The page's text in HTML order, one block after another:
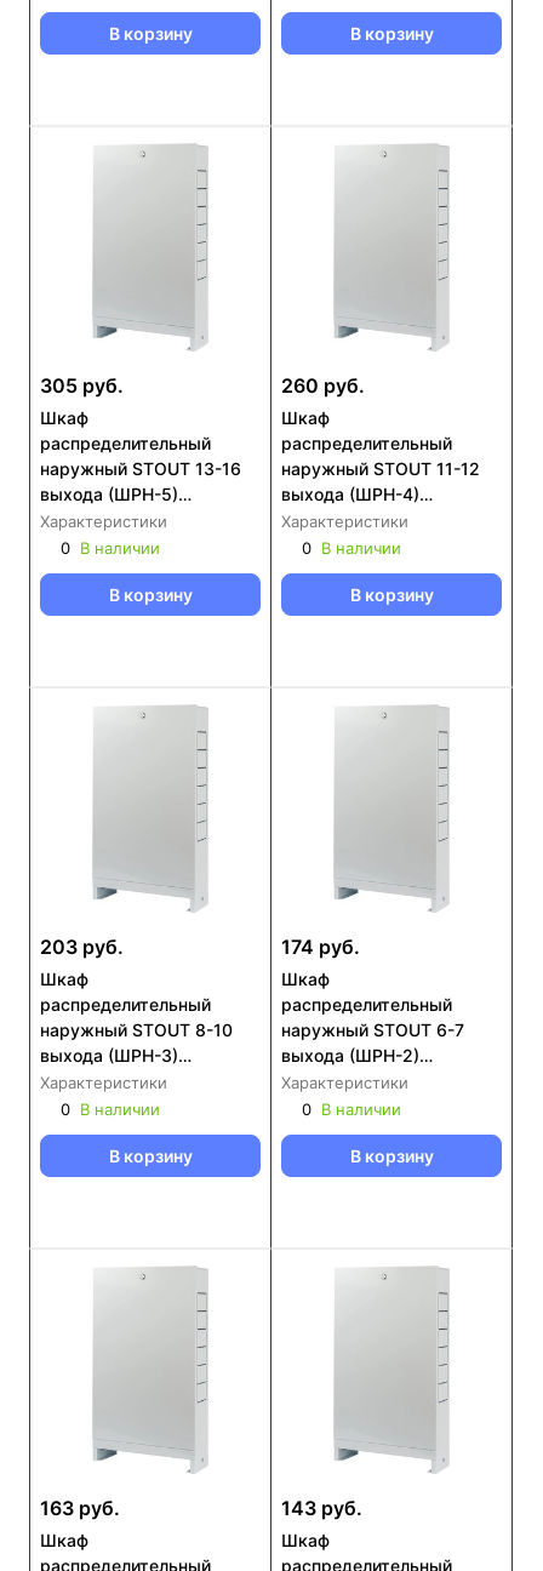
В корзину В корзину
305 руб.
Шкаф
распределительный
наружный STOUT 13-16
выхода (ШРН-5)
651х120х1004 (SCC-
0001-001316)
Характеристики
0 В наличии
В корзину
260 руб.
Шкаф
распределительный
наружный STOUT 11-12
выхода (ШРН-4)
651х120х854 (SCC-0001-
001112)
Характеристики
0 В наличии
В корзину
203 руб.
Шкаф
распределительный
наружный STOUT 8-10
выхода (ШРН-3)
651х120х704 (SCC-0001-
000810)
Характеристики
0 В наличии
В корзину
174 руб.
Шкаф
распределительный
наружный STOUT 6-7
выхода (ШРН-2)
651х120х554 (SCC-0001-
000067)
Характеристики
0 В наличии
В корзину
163 руб.
Шкаф
распределительный
143 руб.
Шкаф
распределительный